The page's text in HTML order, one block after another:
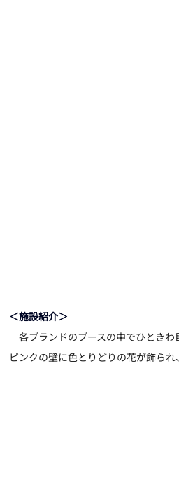
＜施設紹介＞
各ブランドのブースの中でひときわ
ピンクの壁に色とりどりの花が飾られ